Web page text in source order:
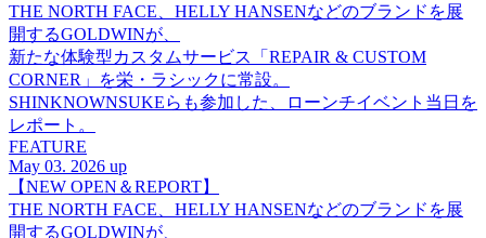
THE NORTH FACE、HELLY HANSENなどのブランドを展
開するGOLDWINが、
新たな体験型カスタムサービス「REPAIR & CUSTOM
CORNER」を栄・ラシックに常設。
SHINKNOWNSUKEらも参加した、ローンチイベント当日を
レポート。
FEATURE
May 03. 2026 up
【NEW OPEN＆REPORT】
THE NORTH FACE、HELLY HANSENなどのブランドを展
開するGOLDWINが、